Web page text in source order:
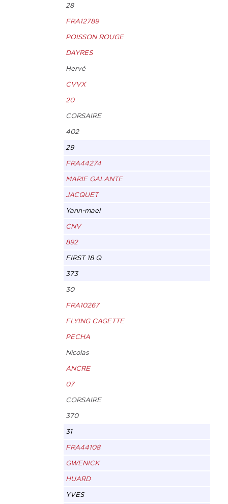
28
FRA12789
POISSON ROUGE
DAYRES
Hervé
CVVX
20
CORSAIRE
402
29
FRA44274
MARIE GALANTE
JACQUET
Yann-mael
CNV
892
FIRST 18 Q
373
30
FRA10267
FLYING CAGETTE
PECHA
Nicolas
ANCRE
07
CORSAIRE
370
31
FRA44108
GWENICK
HUARD
YVES